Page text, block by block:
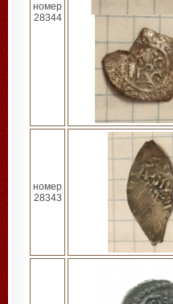
номер
28344
номер
28343